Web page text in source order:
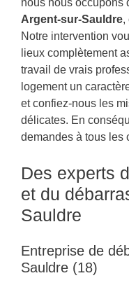
Argent-sur-Sauldre,
Notre intervention
lieux complètement
travail de vrais
logement un
et confiez-nous les
délicates. En
demandes à tous les
Des experts
et du
Sauldre
Entreprise de
Sauldre (18)